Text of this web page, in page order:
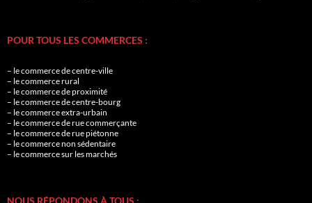
POUR TOUS LES COMMERCES :
– le commerce de centre-ville
– le commerce rural
– le commerce de proximité
– le commerce de centre-bourg
– le commerce extra-urbain
– le commerce de rue commerçante
– le commerce de rue piétonne
– le commerce non sédentaire
– le commerce sur les marchés